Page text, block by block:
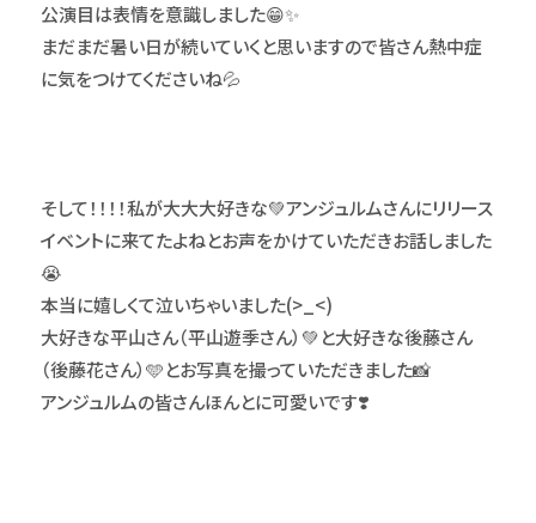
公演目は表情を意識しました😁✨
まだまだ暑い日が続いていくと思いますので皆さん熱中症
に気をつけてくださいね💦
そして！！！！私が大大大好きな💚アンジュルムさんにリリース
イベントに来てたよねとお声をかけていただきお話しました
😭
本当に嬉しくて泣いちゃいました(>_<)
大好きな平山さん（平山遊季さん）💚と大好きな後藤さん
（後藤花さん）🩵とお写真を撮っていただきました📸
アンジュルムの皆さんほんとに可愛いです❣️